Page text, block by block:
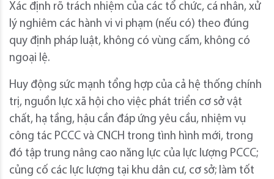
Xác định rõ trách nhiệm của các tổ chức, cá nhân, xử
lý nghiêm các hành vi vi phạm (nếu có) theo đúng
quy định pháp luật, không có vùng cấm, không có
ngoại lệ.
Huy động sức mạnh tổng hợp của cả hệ thống chính
trị, nguồn lực xã hội cho việc phát triển cơ sở vật
chất, hạ tầng, hậu cần đáp ứng yêu cầu, nhiệm vụ
công tác PCCC và CNCH trong tình hình mới, trong
đó tập trung nâng cao năng lực của lực lượng PCCC;
củng cố các lực lượng tại khu dân cư, cơ sở; làm tốt